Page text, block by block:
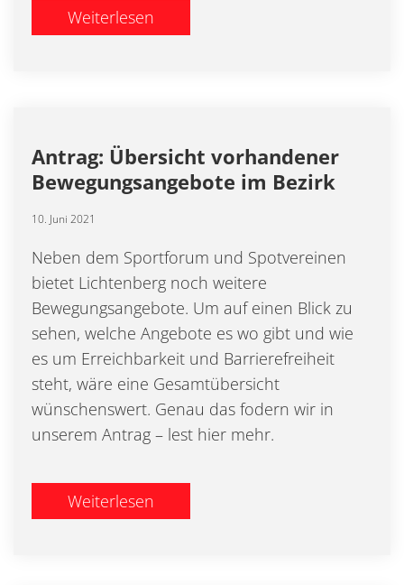
Weiterlesen
Antrag: Übersicht vorhandener
Bewegungsangebote im Bezirk
10. Juni 2021
Neben dem Sportforum und Spotvereinen
bietet Lichtenberg noch weitere
Bewegungsangebote. Um auf einen Blick zu
sehen, welche Angebote es wo gibt und wie
es um Erreichbarkeit und Barrierefreiheit
steht, wäre eine Gesamtübersicht
wünschenswert. Genau das fodern wir in
unserem Antrag – lest hier mehr.
Weiterlesen